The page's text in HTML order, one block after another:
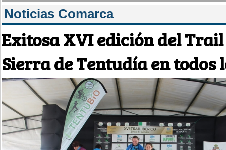
Noticias Comarca
Exitosa XVI edición del
Sierra de Tentudía en todos